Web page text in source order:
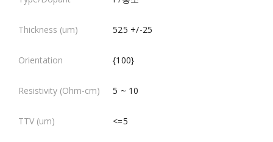
525 +/-25
{100}
5 ~ 10
<=5